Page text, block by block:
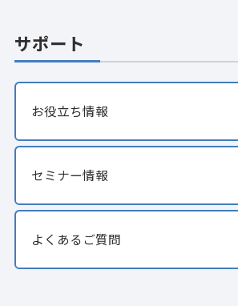
サポート
お役立ち情報
セミナー情報
よくあるご質問